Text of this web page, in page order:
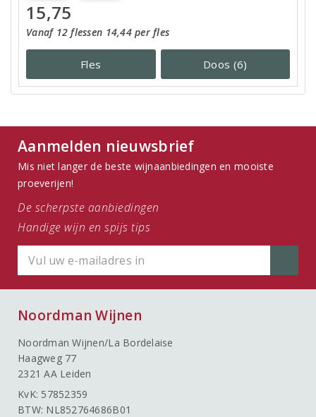
15,75
Vanaf 12 flessen 14,44 per fles
Fles Doos (6)
Aanmelden nieuwsbrief
Mis niet langer de beste wijnaanbiedingen en mooiste
proeverijen!
De scherpste aanbiedingen
Handige wijn en spijs tips
Noordman Wijnen
Noordman Wijnen/La Bordelaise
Haagweg 77
2321 AA Leiden
KvK: 57852359
BTW: NL852764686B01